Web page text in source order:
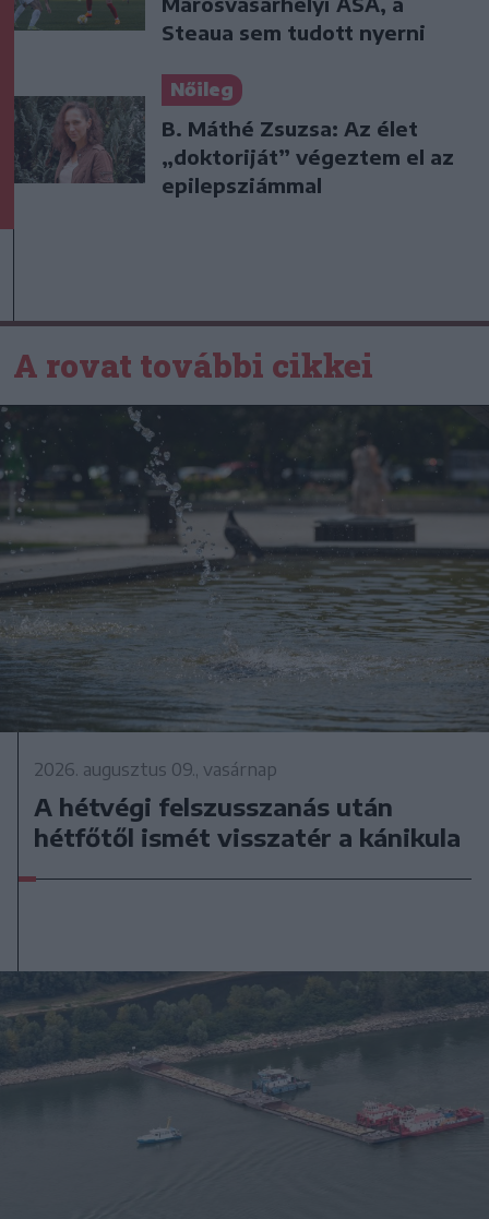
Steaua sem tudott nyerni
Nőileg
B. Máthé Zsuzsa: Az élet
„doktoriját” végeztem el az
epilepsziámmal
A rovat további cikkei
2026. augusztus 09., vasárnap
A hétvégi felszusszanás után
hétfőtől ismét visszatér a kánikula